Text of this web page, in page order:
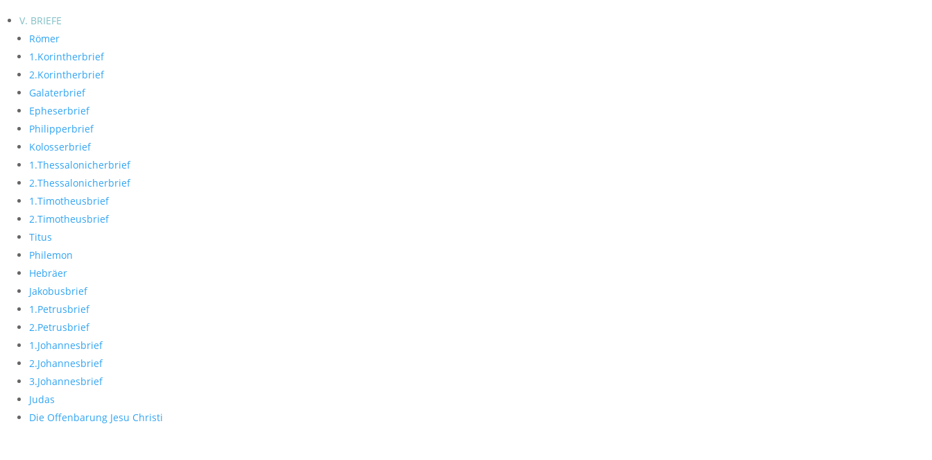
V. BRIEFE
Römer
1.Korintherbrief
2.Korintherbrief
Galaterbrief
Epheserbrief
Philipperbrief
Kolosserbrief
1.Thessalonicherbrief
2.Thessalonicherbrief
1.Timotheusbrief
2.Timotheusbrief
Titus
Philemon
Hebräer
Jakobusbrief
1.Petrusbrief
2.Petrusbrief
1.Johannesbrief
2.Johannesbrief
3.Johannesbrief
Judas
Die Offenbarung Jesu Christi